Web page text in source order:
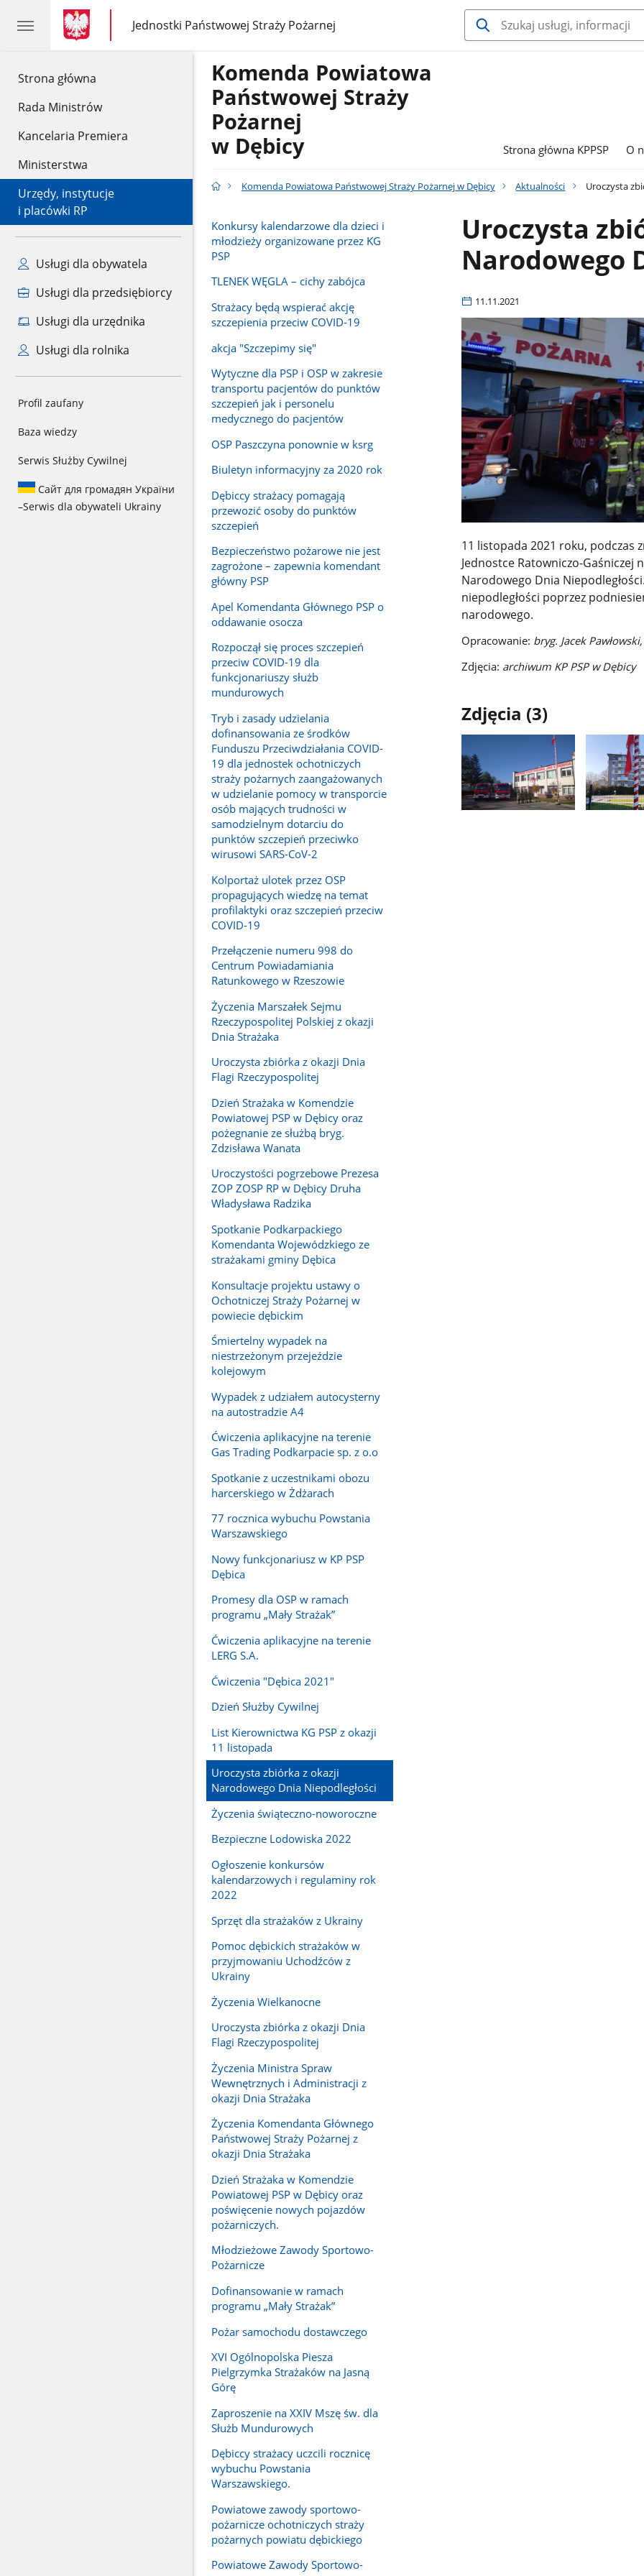
Strona główna
Rada Ministrów
Kancelaria Premiera
Ministerstwa
Urzędy, instytucje
i placówki RP
Usługi dla obywatela
Usługi dla przedsiębiorcy
Usługi dla urzędnika
Usługi dla rolnika
Profil zaufany
Baza wiedzy
Serwis Służby Cywilnej
Сайт для громадян України
–Serwis dla obywateli Ukrainy
gov.pl
gov.pl
Jednostki Państwowej Straży Pożarnej
gov.pl
Jednostki
Państwowej
Komenda Powiatowa
Państwowej Straży
Pożarnej
w Dębicy
Strona główna KPPSP O
Komenda Powiatowa Państwowej Straży Pożarnej w Dębicy Aktualności Uroczysta
Konkursy kalendarzowe dla dzieci i
młodzieży organizowane przez KG
PSP
TLENEK WĘGLA – cichy zabójca
Strażacy będą wspierać akcję
szczepienia przeciw COVID-19
akcja "Szczepimy się"
Wytyczne dla PSP i OSP w zakresie
transportu pacjentów do punktów
szczepień jak i personelu
medycznego do pacjentów
OSP Paszczyna ponownie w ksrg
Biuletyn informacyjny za 2020 rok
Dębiccy strażacy pomagają
przewozić osoby do punktów
szczepień
Bezpieczeństwo pożarowe nie jest
zagrożone – zapewnia komendant
główny PSP
Apel Komendanta Głównego PSP o
oddawanie osocza
Rozpoczął się proces szczepień
przeciw COVID-19 dla
funkcjonariuszy służb
mundurowych
Tryb i zasady udzielania
dofinansowania ze środków
Funduszu Przeciwdziałania COVID-
19 dla jednostek ochotniczych
straży pożarnych zaangażowanych
w udzielanie pomocy w transporcie
osób mających trudności w
samodzielnym dotarciu do
punktów szczepień przeciwko
wirusowi SARS-CoV-2
Kolportaż ulotek przez OSP
propagujących wiedzę na temat
profilaktyki oraz szczepień przeciw
COVID-19
Przełączenie numeru 998 do
Centrum Powiadamiania
Ratunkowego w Rzeszowie
Życzenia Marszałek Sejmu
Rzeczypospolitej Polskiej z okazji
Dnia Strażaka
Uroczysta zbiórka z okazji Dnia
Flagi Rzeczypospolitej
Dzień Strażaka w Komendzie
Powiatowej PSP w Dębicy oraz
pożegnanie ze służbą bryg.
Zdzisława Wanata
Uroczystości pogrzebowe Prezesa
ZOP ZOSP RP w Dębicy Druha
Władysława Radzika
Spotkanie Podkarpackiego
Komendanta Wojewódzkiego ze
strażakami gminy Dębica
Konsultacje projektu ustawy o
Ochotniczej Straży Pożarnej w
powiecie dębickim
Śmiertelny wypadek na
niestrzeżonym przejeździe
kolejowym
Wypadek z udziałem autocysterny
na autostradzie A4
Ćwiczenia aplikacyjne na terenie
Gas Trading Podkarpacie sp. z o.o
Spotkanie z uczestnikami obozu
harcerskiego w Żdżarach
77 rocznica wybuchu Powstania
Warszawskiego
Nowy funkcjonariusz w KP PSP
Dębica
Promesy dla OSP w ramach
programu „Mały Strażak”
Ćwiczenia aplikacyjne na terenie
LERG S.A.
Ćwiczenia "Dębica 2021"
Dzień Służby Cywilnej
List Kierownictwa KG PSP z okazji
11 listopada
Uroczysta zbiórka z okazji
Narodowego Dnia Niepodległości
Życzenia świąteczno-noworoczne
Bezpieczne Lodowiska 2022
Ogłoszenie konkursów
kalendarzowych i regulaminy rok
2022
Sprzęt dla strażaków z Ukrainy
Pomoc dębickich strażaków w
przyjmowaniu Uchodźców z
Ukrainy
Życzenia Wielkanocne
Uroczysta zbiórka z okazji Dnia
Flagi Rzeczypospolitej
Życzenia Ministra Spraw
Wewnętrznych i Administracji z
okazji Dnia Strażaka
Życzenia Komendanta Głównego
Państwowej Straży Pożarnej z
okazji Dnia Strażaka
Dzień Strażaka w Komendzie
Powiatowej PSP w Dębicy oraz
poświęcenie nowych pojazdów
pożarniczych.
Młodzieżowe Zawody Sportowo-
Pożarnicze
Dofinansowanie w ramach
programu „Mały Strażak”
Pożar samochodu dostawczego
XVI Ogólnopolska Piesza
Pielgrzymka Strażaków na Jasną
Górę
Zaproszenie na XXIV Mszę św. dla
Służb Mundurowych
Dębiccy strażacy uczcili rocznicę
wybuchu Powstania
Warszawskiego.
Powiatowe zawody sportowo-
pożarnicze ochotniczych straży
pożarnych powiatu dębickiego
Powiatowe Zawody Sportowo-
Uroczysta
Narodowego
11.11.2021
11 listopada 2021 roku, podczas
Jednostce Ratowniczo-Gaśniczej
Narodowego Dnia
niepodległości poprzez
narodowego.
Opracowanie: bryg. Jacek
Zdjęcia: archiwum KP PSP w Dębicy
Zdjęcia (3)